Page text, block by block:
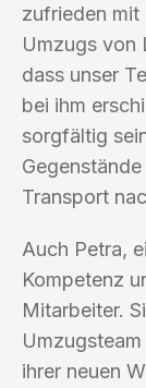
zufrieden mit
Umzugs von
dass unser
bei ihm
sorgfältig
Transport
Auch Petra,
Kompetenz
Mitarbeiter.
ihrer neuen